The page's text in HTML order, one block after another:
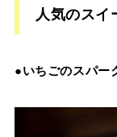
人気のスイ
●いちごのスパー